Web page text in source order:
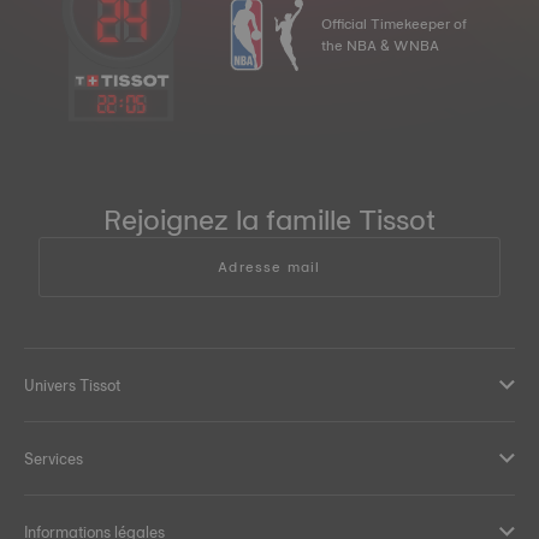
22:05
Official Timekeeper of
the NBA & WNBA
Rejoignez la famille Tissot
Adresse mail
Univers Tissot
Services
Informations légales